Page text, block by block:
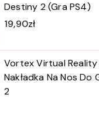
Destiny 2 (Gra PS4)
19,90zł
Vortex Virtual Reality
Nakładka Na Nos Do
2